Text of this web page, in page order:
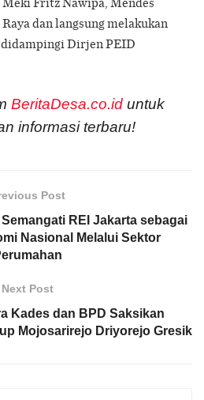
dan langsung melakukan
didampingi Dirjen PEID
BeritaDesa.co.iduntuk
informasi terbaru!
Post
REI Jakarta sebagai
Nasional Melalui Sektor
Next Post
Kades dan BPD Saksikan
Mojosarirejo Driyorejo Gresik